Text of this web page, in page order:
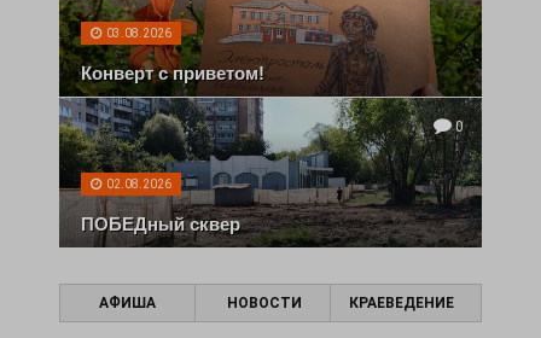
03.08.2026
Конверт с приветом!
0
02.08.2026
ПОБЕДный сквер
АФИША НОВОСТИ КРАЕВЕДЕНИЕ